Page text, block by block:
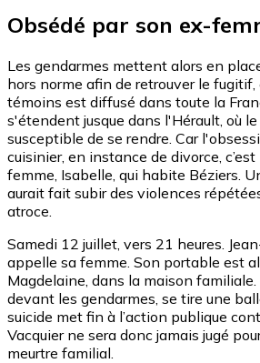
Obsédé par son ex-
Les gendarmes mettent alors en
hors norme afin de retrouver le
témoins est diffusé dans toute la
s'étendent jusque dans l'Hérault, où
susceptible de se rendre. Car
cuisinier, en instance de divorce,
femme, Isabelle, qui habite Béziers.
aurait fait subir des violences
atroce.
Samedi 12 juillet, vers 21 heures.
appelle sa femme. Son portable est
Magdelaine, dans la maison
devant les gendarmes, se tire une
suicide met fin à l’action publique
Vacquier ne sera donc jamais jugé
meurtre familial.